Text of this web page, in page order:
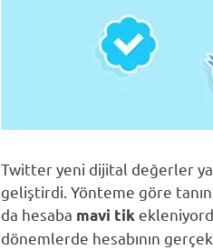
Twitter yeni dijital değerler
geliştirdi. Yönteme göre
da hesaba mavi tik
dönemlerde hesabının